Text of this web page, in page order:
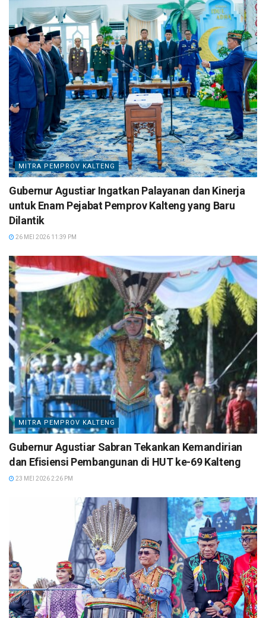
MITRA PEMPROV KALTENG
Gubernur Agustiar Ingatkan Palayanan dan Kinerja
untuk Enam Pejabat Pemprov Kalteng yang Baru
Dilantik
26 MEI 2026 11:39 PM
MITRA PEMPROV KALTENG
Gubernur Agustiar Sabran Tekankan Kemandirian
dan Efisiensi Pembangunan di HUT ke-69 Kalteng
23 MEI 2026 2:26 PM